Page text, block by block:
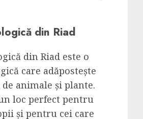
din Riad
din Riad este o
care adăpostește
animale și plante.
loc perfect pentru
și pentru cei care